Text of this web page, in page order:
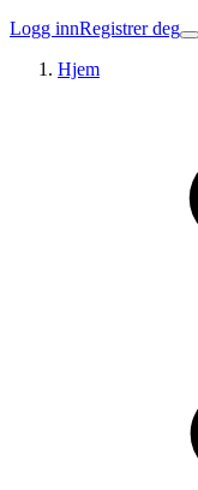
Logg innRegistrer deg
Hjem